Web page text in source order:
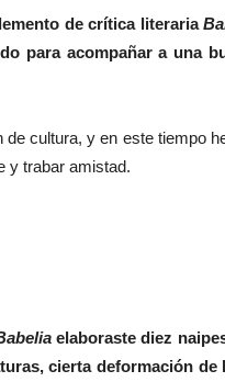
de crítica literaria
para acompañar a una
de cultura, y en este tiempo
y trabar amistad.
elaboraste diez
cierta deformación